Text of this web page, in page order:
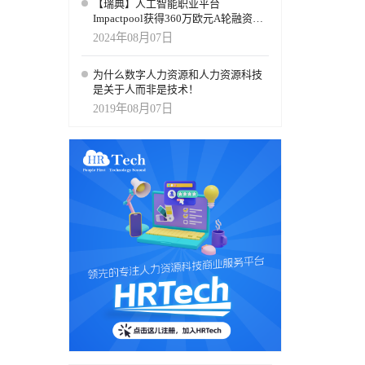
【瑞典】人工智能职业平台
Impactpool获得360万欧元A轮融资，
用于加速企业界的人工智能职位匹配
2024年08月07日
为什么数字人力资源和人力资源科技
是关于人而非是技术！
2019年08月07日